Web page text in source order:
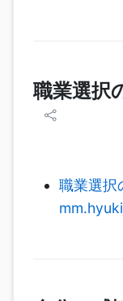
職業選択
職業選択